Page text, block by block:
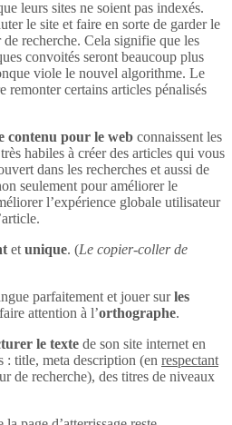
leurs sites ne soient pas indexés.
le site et faire en sorte de garder le
recherche. Cela signifie que les
convoités seront beaucoup plus
viole le nouvel algorithme. Le
remonter certains articles pénalisés
contenu pour le web connaissent les
habiles à créer des articles qui vous
dans les recherches et aussi de
seulement pour améliorer le
l’expérience globale utilisateur
et unique. (Le copier-coller de
parfaitement et jouer surles
attention à l’orthographe.
le texte de son site internet en
: title, meta description (en respectant
de recherche), des titres de niveaux